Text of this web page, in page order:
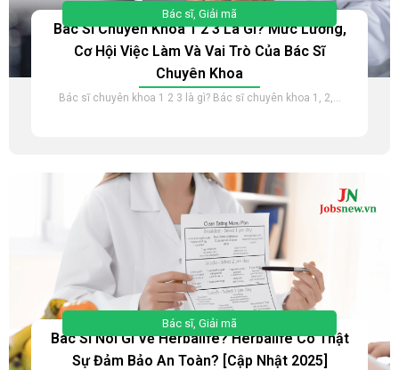
Bác sĩ, Giải mã
Bác Sĩ Chuyên Khoa 1 2 3 Là Gì? Mức Lương,
Cơ Hội Việc Làm Và Vai Trò Của Bác Sĩ
Chuyên Khoa
Bác sĩ chuyên khoa 1 2 3 là gì? Bác sĩ chuyên khoa 1, 2,...
Bác sĩ, Giải mã
Bác Sĩ Nói Gì Về Herbalife? Herbalife Có Thật
Sự Đảm Bảo An Toàn? [Cập Nhật 2025]